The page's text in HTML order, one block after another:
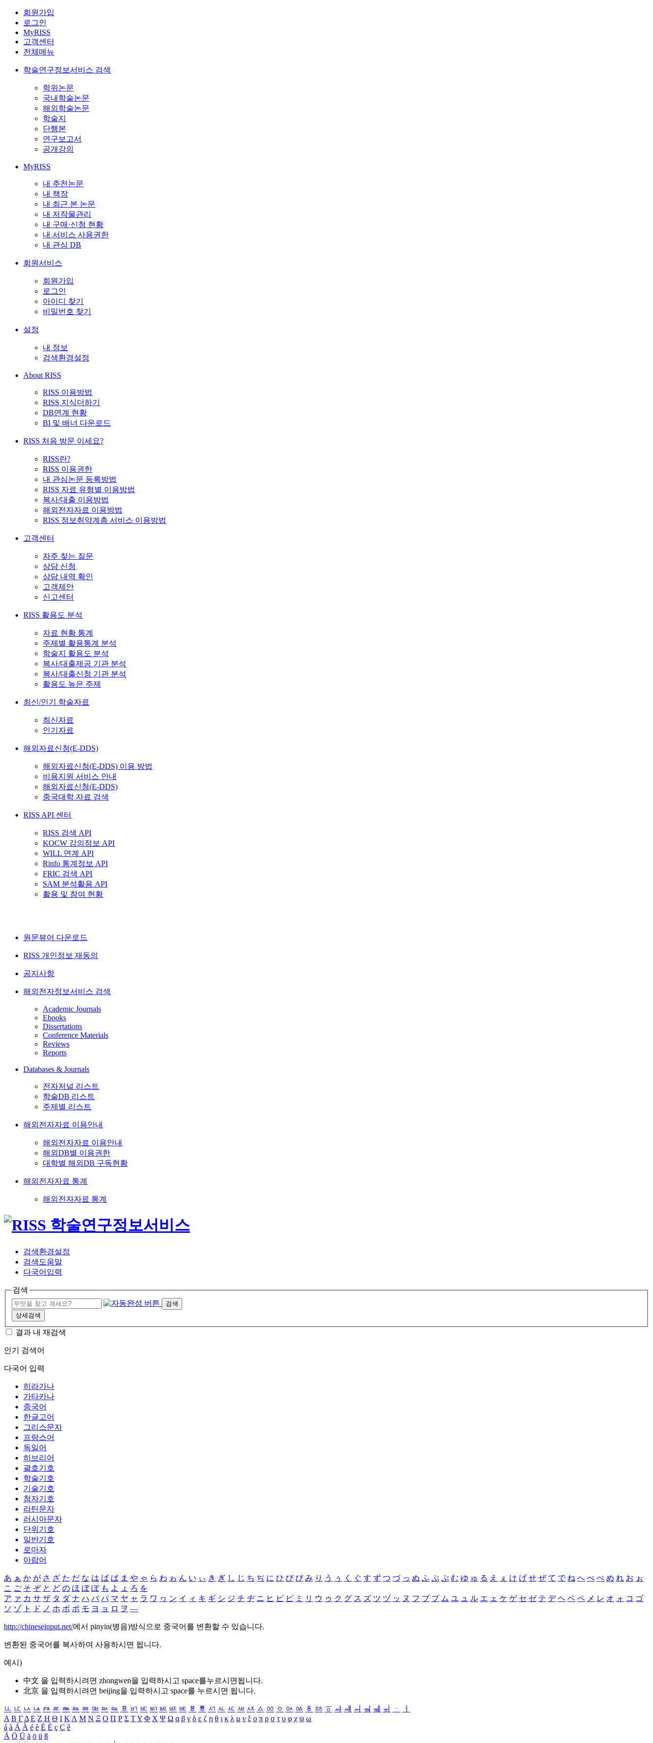
회원가입
로그인
MyRISS
고객센터
전체메뉴
학술연구정보서비스 검색
학위논문
국내학술논문
해외학술논문
학술지
단행본
연구보고서
공개강의
MyRISS
내 추천논문
내 책장
내 최근 본 논문
내 저작물관리
내 구매·신청 현황
내 서비스 사용권한
내 관심 DB
회원서비스
회원가입
로그인
아이디 찾기
비밀번호 찾기
설정
내 정보
검색환경설정
About RISS
RISS 이용방법
RISS 지식더하기
DB연계 현황
BI 및 배너 다운로드
RISS 처음 방문 이세요?
RISS란?
RISS 이용권한
내 관심논문 등록방법
RISS 자료 유형별 이용방법
복사/대출 이용방법
해외전자자료 이용방법
RISS 정보취약계층 서비스 이용방법
고객센터
자주 찾는 질문
상담 신청
상담 내역 확인
고객제안
신고센터
RISS 활용도 분석
자료 현황 통계
주제별 활용통계 분석
학술지 활용도 분석
복사/대출제공 기관 분석
복사/대출신청 기관 분석
활용도 높은 주제
최신/인기 학술자료
최신자료
인기자료
해외자료신청(E-DDS)
해외자료신청(E-DDS) 이용 방법
비용지원 서비스 안내
해외자료신청(E-DDS)
중국대학 자료 검색
RISS API 센터
RISS 검색 API
KOCW 강의정보 API
WILL 연계 API
Rinfo 통계정보 API
FRIC 검색 API
SAM 분석활용 API
활용 및 참여 현황
원문뷰어 다운로드
RISS 개인정보 재동의
공지사항
해외전자정보서비스 검색
Academic Journals
Ebooks
Dissertations
Conference Materials
Reviews
Reports
Databases & Journals
전자저널 리스트
학술DB 리스트
주제별 리스트
해외전자자료 이용안내
해외전자자료 이용안내
해외DB별 이용권한
대학별 해외DB 구독현황
해외전자자료 통계
해외전자자료 통계
검색환경설정
검색도움말
다국어입력
검색
검색
상세검색
결과 내 재검색
인기 검색어
다국어 입력
히라가나
가타카나
중국어
한글고어
그리스문자
프랑스어
독일어
히브리어
괄호기호
학술기호
기술기호
첨자기호
라틴문자
러시아문자
단위기호
일반기호
로마자
아랍어
あ ぁ か が さ ざ た だ な は ば ぱ ま や ゃ ら わ ゎ ん い ぃ き ぎ し じ ち ぢ に ひ び ぴ み り う ぅ く ぐ す ず つ づ っ ぬ ふ ぶ ぷ む ゆ ゅ る え ぇ け げ せ ぜ て で ね へ べ ぺ め れ お ぉ
こ ご そ ぞ と ど の ほ ぼ ぽ も よ ょ ろ を
ア ァ カ サ ザ タ ダ ナ ハ バ パ マ ヤ ャ ラ ワ ヮ ン イ ィ キ ギ シ ジ チ ヂ ニ ヒ ビ ピ ミ リ ウ ゥ ク グ ス ズ ツ ヅ ッ ヌ フ ブ プ ム ユ ュ ル エ ェ ケ ゲ セ ゼ テ デ ヘ ベ ペ メ レ オ ォ コ ゴ
ソ ゾ ト ド ノ ホ ボ ポ モ ヨ ョ ロ ヲ ―
http://chineseinput.net/에서 pinyin(병음)방식으로 중국어를 변환할 수 있습니다.
변환된 중국어를 복사하여 사용하시면 됩니다.
예시)
中文 을 입력하시려면 zhongwen을 입력하시고 space를누르시면됩니다.
北京 을 입력하시려면 beijing을 입력하시고 space를 누르시면 됩니다.
ㅥ ㅦ ㅧ ㅨ ㅩ ㅪ ㅫ ㅬ ㅭ ㅮ ㅯ ㅰ ㅱ ㅲ ㅳ ㅴ ㅵ ㅶ ㅷ ㅸ ㅹ ㅺ ㅻ ㅼ ㅽ ㅾ ㅿ ㆀ ㆁ ㆂ ㆃ ㆄ ㆅ ㆆ ㆇ ㆈ ㆉ ㆊ ㆋ ㆌ ㆍ
ㆎ
Α Β ΓΔ Ε Ζ Η Θ Ι ΚΛ Μ Ν Ξ Ο Π Ρ Σ ΤΥ Φ Χ Ψ Ω α β γ δ ε ζ η θ ι κ λ μ ν ξ ο π ρ σ τ υ φ χ ψ ω
á à Á À é è É È ç Ç ê
Ä Ö Ü ä ö ü ß